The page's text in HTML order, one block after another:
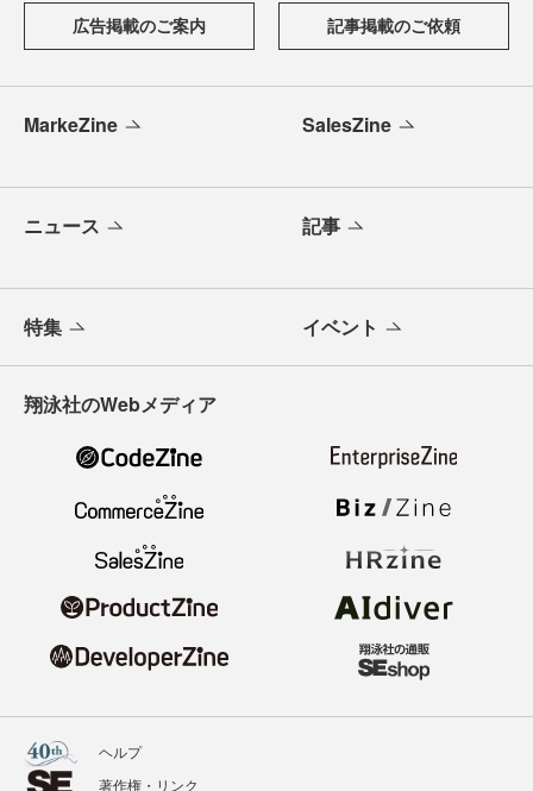
広告掲載のご案内 記事掲載のご依頼
MarkeZine SalesZine
ニュース 記事
特集 イベント
翔泳社のWebメディア
ヘルプ
著作権・リンク